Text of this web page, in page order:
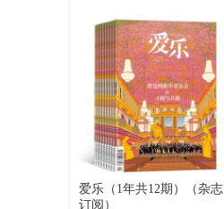
爱乐（1年共12期）（杂志
订阅）